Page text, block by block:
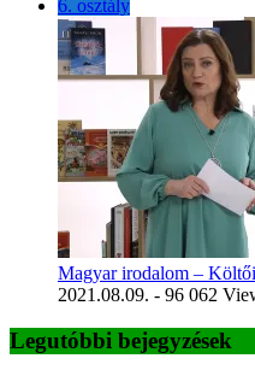
6. osztály
Magyar irodalom –
2021.08.09. - 96 062
Legutóbbi bejegyzések